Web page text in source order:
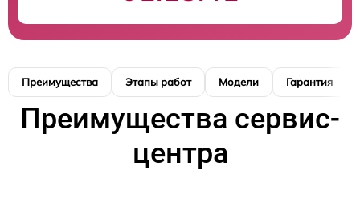
Преимущества Этапы работ Модели Гарантия
Преимущества сервис-
центра